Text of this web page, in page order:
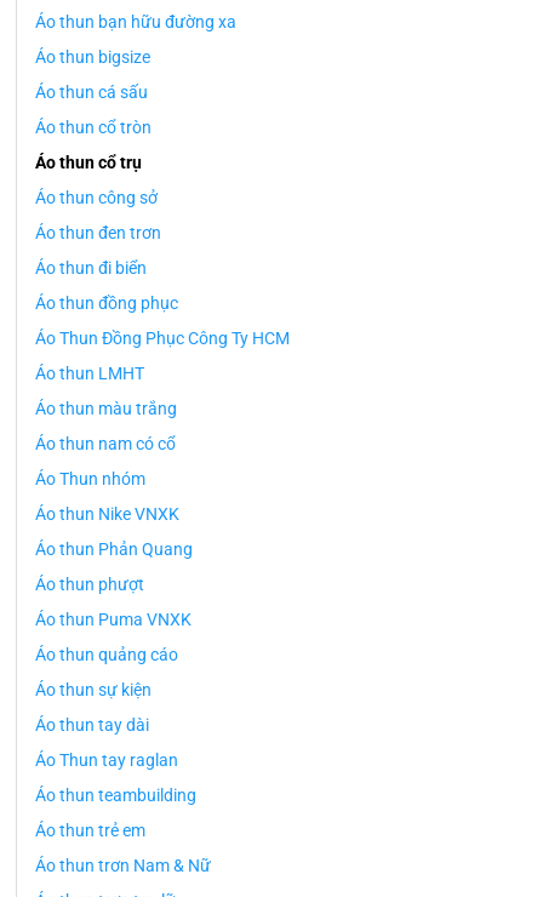
Áo thun bạn hữu đường xa
Áo thun bigsize
Áo thun cá sấu
Áo thun cổ tròn
Áo thun cổ trụ
Áo thun công sở
Áo thun đen trơn
Áo thun đi biển
Áo thun đồng phục
Áo Thun Đồng Phục Công Ty HCM
Áo thun LMHT
Áo thun màu trắng
Áo thun nam có cổ
Áo Thun nhóm
Áo thun Nike VNXK
Áo thun Phản Quang
Áo thun phượt
Áo thun Puma VNXK
Áo thun quảng cáo
Áo thun sự kiện
Áo thun tay dài
Áo Thun tay raglan
Áo thun teambuilding
Áo thun trẻ em
Áo thun trơn Nam & Nữ